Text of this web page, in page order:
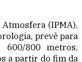
(IPMA),
prevê para
800 metros,
a partir do fim da